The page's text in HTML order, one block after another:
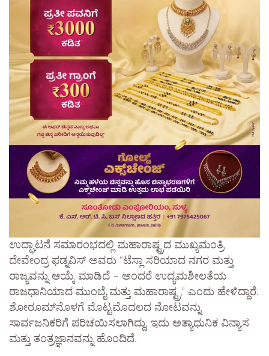
ಉದ್ಘಾಟನೆ ಸಮಾರಂಭದಲ್ಲಿ ಮಹಾರಾಷ್ಟ್ರದ ಮುಖ್ಯಮಂತ್ರಿ
ದೇವೇಂದ್ರ ಫಡ್ನವಿಸ್ ಅವರು “ಟೆಸ್ಲಾ ಸರಿಯಾದ ನಗರ ಮತ್ತು
ರಾಜ್ಯವನ್ನು ಆಯ್ಕೆ ಮಾಡಿದೆ – ಅಂದರೆ ಉದ್ಯಮಶೀಲತೆಯ
ರಾಜಧಾನಿಯಾದ ಮುಂಬೈ ಮತ್ತು ಮಹಾರಾಷ್ಟ್ರ,” ಎಂದು ಹೇಳಿದ್ದಾರೆ.
ಶೋರೂಮ್‌ನೊಳಗೆ ಮೊಟ್ಟಮೊದಲದ ನೋಟವನ್ನು
ಸಾರ್ವಜನಿಕರಿಗೆ ಪರಿಚಯಿಸಲಾಗಿದ್ದು, ಇದು ಅತ್ಯಾಧುನಿಕ ವಿನ್ಯಾಸ
ಮತ್ತು ತಂತ್ರಜ್ಞಾನವನ್ನು ಹೊಂದಿದೆ.